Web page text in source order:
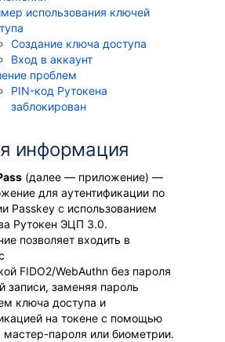
использования ключей
Создание ключа доступа
Вход в аккаунт
проблем
PIN-код Рутокена
заблокирован
информация
(далее — приложение) —
для аутентификации по
Passkey с использованием
Рутокен ЭЦП 3.0.
позволяет входить в
FIDO2/WebAuthn без пароля
записи, заменяя пароль
ключа доступа и
на токене с помощью
мастер-пароля или биометрии.